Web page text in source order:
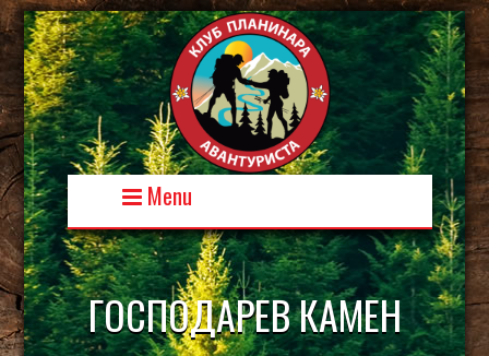
Skip
to
content
Menu
ГОСПОДАРЕВ КАМЕН